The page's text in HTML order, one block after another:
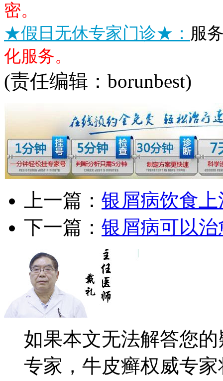
密。
★假日无休专家门诊★： 服
化服务。
(责任编辑：borunbest)
上一篇： 银屑病饮食
下一篇： 银屑病可以治
如果本文无法解答您
专家，牛皮癣权威专